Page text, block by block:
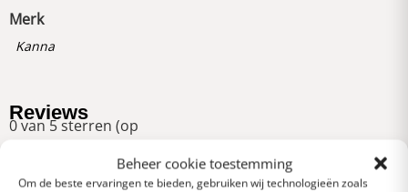
Beheer cookie toestemming
Om de beste ervaringen te bieden, gebruiken wij technologieën zoals
Merk
Kanna
Reviews
0 van 5 sterren (op